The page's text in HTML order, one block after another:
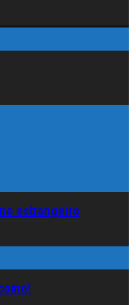
estrangeiro